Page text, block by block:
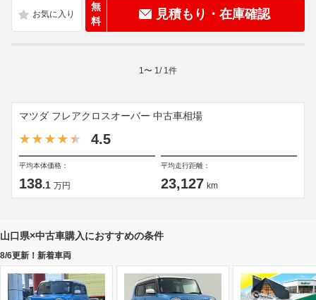
無
料
見積もり・在庫確認
1 〜 1 / 1 件
マツダ フレアクロスオーバー 中古車相場
4.5
平均本体価格：
138.1 万円
平均走行距離：
23,127 km
山口県×中古車購入におすすめの条件
8/6更新！新着車両